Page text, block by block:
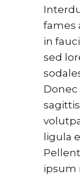
fames
in
sed
Donec
ligula
ipsum